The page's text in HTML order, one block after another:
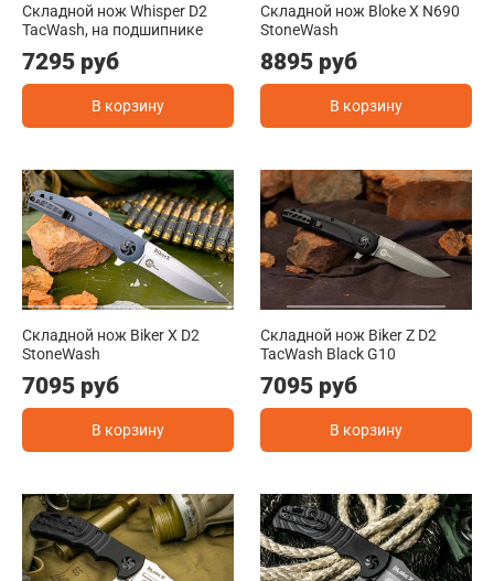
Складной нож Whisper D2
TacWash, на подшипнике
7295 руб
В корзину
Складной нож Bloke X N690
StoneWash
8895 руб
В корзину
Складной нож Biker X D2
StoneWash
7095 руб
В корзину
Складной нож Biker Z D2
TacWash Black G10
7095 руб
В корзину